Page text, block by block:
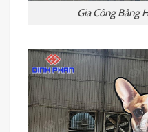
Gia Công Bảng